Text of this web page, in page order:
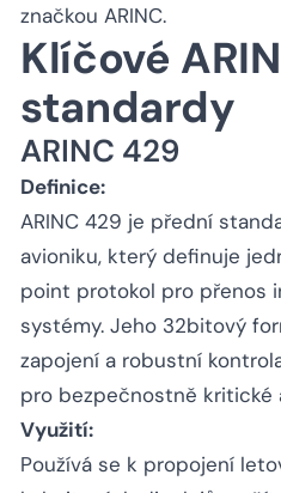
značkou ARINC.
Klíčové
standardy
ARINC 429
Definice:
ARINC 429 je přední
avioniku, který definuje
point protokol pro přenos
systémy. Jeho 32bitový
zapojení a robustní
pro bezpečnostně kritické
Využití:
Používá se k propojení